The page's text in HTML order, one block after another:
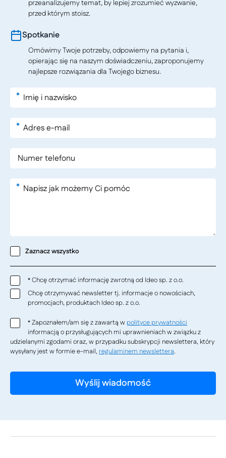
przeanalizujemy temat, by lepiej zrozumieć wyzwanie,
przed którym stoisz.
Spotkanie
Omówimy Twoje potrzeby, odpowiemy na pytania i,
opierając się na naszym doświadczeniu, zaproponujemy
najlepsze rozwiązania dla Twojego biznesu.
*
*
*
Zaznacz wszystko
*Chcę otrzymać informację zwrotną od Ideo sp. z o.o.
Chcę otrzymywać newsletter tj. informacje o nowościach,
promocjach, produktach Ideo sp. z o.o.
*Zapoznałem/am się z zawartą w polityce prywatności
informacją o przysługujących mi uprawnieniach w związku z
udzielanymi zgodami oraz, w przypadku subskrypcji newslettera, który
wysyłany jest w formie e-mail, regulaminem newslettera.